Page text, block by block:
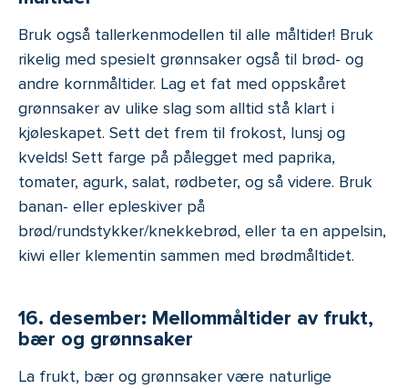
Bruk også tallerkenmodellen til alle måltider! Bruk
rikelig med spesielt grønnsaker også til brød- og
andre kornmåltider. Lag et fat med oppskåret
grønnsaker av ulike slag som alltid stå klart i
kjøleskapet. Sett det frem til frokost, lunsj og
kvelds! Sett farge på pålegget med paprika,
tomater, agurk, salat, rødbeter, og så videre. Bruk
banan- eller epleskiver på
brød/rundstykker/knekkebrød, eller ta en appelsin,
kiwi eller klementin sammen med brødmåltidet.
16. desember: Mellommåltider av frukt,
bær og grønnsaker
La frukt, bær og grønnsaker være naturlige